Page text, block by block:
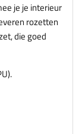
je je interieur
rozetten
die goed